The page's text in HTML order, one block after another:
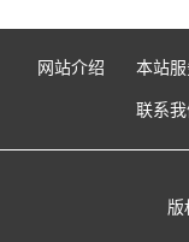
网站介绍 本站
联系我
版